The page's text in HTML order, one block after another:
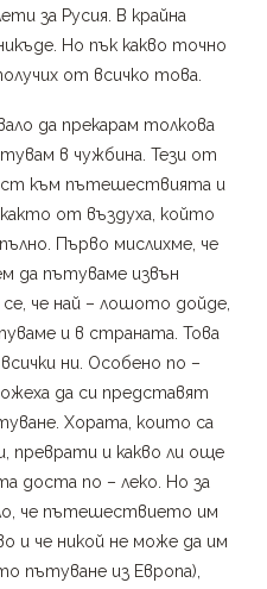
за Русия. В крайна
Но пък какво точно
от всичко това.
да прекарам толкова
в чужбина. Тези от
към пътешествията и
от въздуха, който
Първо мислихме, че
да пътуваме извън
че най – лошото дойде,
и в страната. Това
ни. Особено по –
да си представят
Хората, които са
преврати и какво ли още
доста по – леко. Но за
че пътешествието им
и че никой не може да им
пътуване из Европа),